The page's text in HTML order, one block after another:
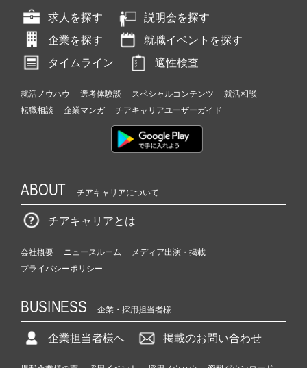
求人を探す
説明会を探す
企業を探す
就職イベントを探す
タイムライン
適性検査
就活ノウハウ 選考体験談 スペシャルコンテンツ
就活相談
転職相談
企業マンガ チアキャリアユーザーガイド
ABOUT チアキャリアについて
チアキャリアとは
会社概要 ニュースルーム
メディア出演・掲載
プライバシーポリシー
BUSINESS 企業・採用担当者様
企業担当者様へ 掲載のお問い合わせ